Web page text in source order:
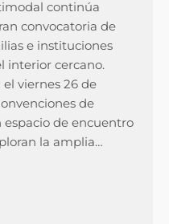
continúa
convocatoria de
e instituciones
interior cercano.
viernes 26 de
de
de encuentro
la amplia…